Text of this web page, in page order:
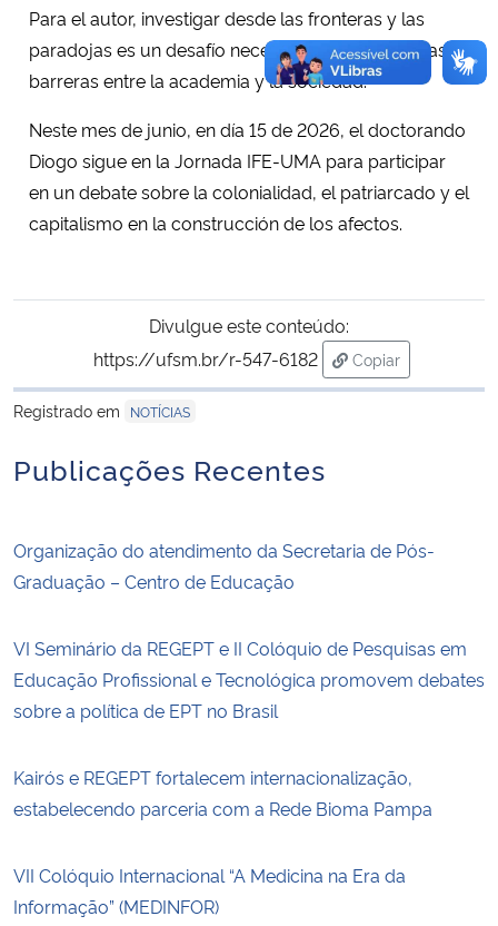
Para el autor, investigar desde las fronteras y las
paradojas es un desafío necesario para romper las
barreras entre la academia y la sociedad.
Neste mes de junio, en día 15 de 2026, el doctorando
Diogo sigue en la Jornada IFE-UMA para participar
en un debate sobre la colonialidad, el patriarcado y el
capitalismo en la construcción de los afectos.
Divulgue este conteúdo:
https://ufsm.br/r-547-6182
Copiar
para área de
Registrado em
NOTÍCIAS
Publicações Recentes
Organização do atendimento da Secretaria de Pós-
Graduação – Centro de Educação
VI Seminário da REGEPT e II Colóquio de Pesquisas em
Educação Profissional e Tecnológica promovem debates
sobre a política de EPT no Brasil
Kairós e REGEPT fortalecem internacionalização,
estabelecendo parceria com a Rede Bioma Pampa
VII Colóquio Internacional “A Medicina na Era da
Informação” (MEDINFOR)